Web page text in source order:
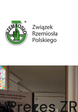
Prezes